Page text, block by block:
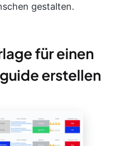
gestalten.
für einen
erstellen